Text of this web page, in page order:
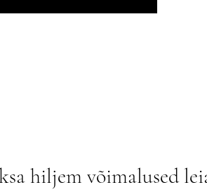
hiljem võimalused